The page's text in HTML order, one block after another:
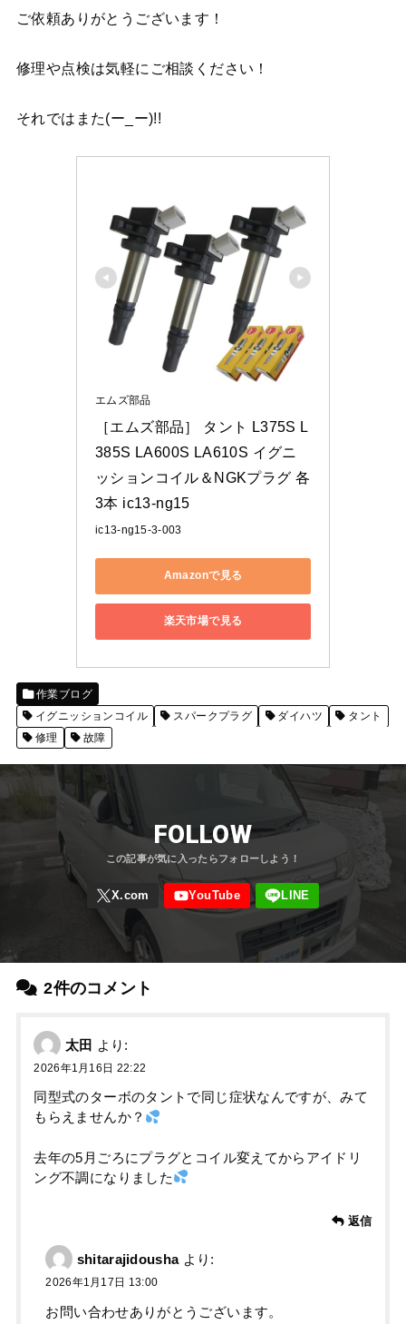
ご依頼ありがとうございます！
修理や点検は気軽にご相談ください！
それではまた(ー_ー)!!
エムズ部品
［エムズ部品］ タント L375S L
385S LA600S LA610S イグニ
ッションコイル＆NGKプラグ 各
3本 ic13-ng15
ic13-ng15-3-003
Amazonで見る
楽天市場で見る
作業ブログ
イグニッションコイル
スパークプラグ ダイハツ
タント
修理
故障
FOLLOW
2件のコメント
太田 より:
2026年1月16日 22:22
同型式のターボのタントで同じ症状なんですが、みて
もらえませんか？
去年の5月ごろにプラグとコイル変えてからアイドリ
ング不調になりました
返信
shitarajidousha より:
2026年1月17日 13:00
お問い合わせありがとうございます。